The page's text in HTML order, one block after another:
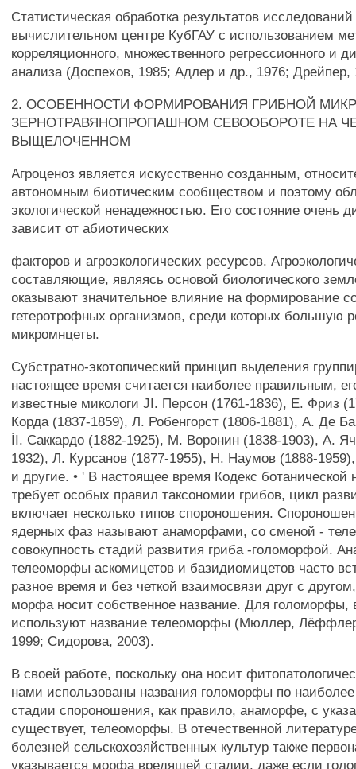
Статистическая обработка результатов
вычислительном центре КубГАУ с использованием
корреляционного, множественного регрессионного и
анализа (Доспехов, 1985; Адлер и др., 1976; Дрейпер,
2. ОСОБЕННОСТИ ФОРМИРОВАНИЯ ГРИБНОЙ
ЗЕРНОТРАВЯНОПРОПАШНОМ СЕВООБОРОТЕ НА
ВЫЩЕЛОЧЕННОМ
Агроценоз является искусственно созданным,
автономным биотическим сообществом и поэтому
экологической ненадежностью. Его состояние очень
зависит от абиотических
факторов и агроэкологических ресурсов.
составляющие, являясь основой биологического
оказывают значительное влияние на формирование
гетеротрофных организмов, среди которых большую
микромнцеты.
Субстратно-экотопический принцип выделения
настоящее время считается наиболее правильным,
известные микологи JI. Персон (1761-1836), Е. Фриз
Корда (1837-1859), Л. Робенгорст (1806-1881), А. Де
ÍI. Саккардо (1882-1925), М. Воронин (1838-1903), А.
1932), Л. Курсанов (1877-1955), Н. Наумов (1888-
и другие. • ' В настоящее время Кодекс ботанической
требует особых правил таксономии грибов, цикл
включает несколько типов спороношения.
ядерных фаз называют анаморфами, со сменой -
совокупность стадий развития гриба -голоморфой.
телеоморфы аскомицетов и базидиомицетов часто
разное время и без четкой взаимосвязи друг с
морфа носит собственное название. Для голоморфы,
используют название телеоморфы (Мюллер,
1999; Сидорова, 2003).
В своей работе, поскольку она носит
нами использованы названия голоморфы по
стадии спороношения, как правило, анаморфе, с
существует, телеоморфы. В отечественной
болезней сельскохозяйственных культур также
указывается морфа вредящей стадии, даже если